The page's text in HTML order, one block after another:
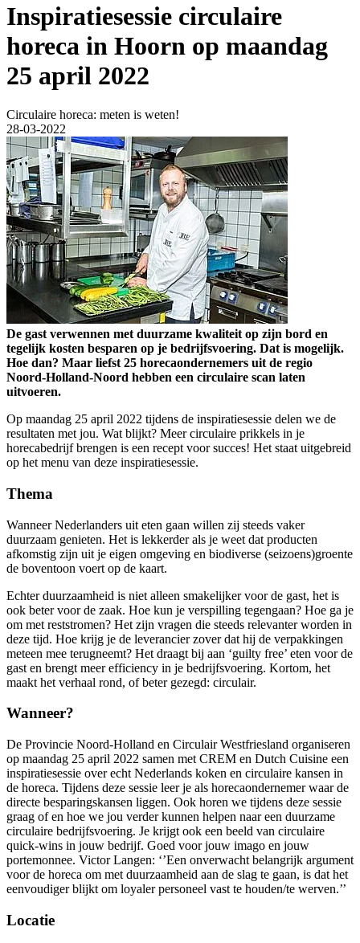
Inspiratiesessie circulaire
horeca in Hoorn op maandag
25 april 2022
Circulaire horeca: meten is weten!
28-03-2022
De gast verwennen met duurzame kwaliteit op zijn bord en
tegelijk kosten besparen op je bedrijfsvoering. Dat is mogelijk.
Hoe dan? Maar liefst 25 horecaondernemers uit de regio
Noord-Holland-Noord hebben een circulaire scan laten
uitvoeren.
Op maandag 25 april 2022 tijdens de inspiratiesessie delen we de
resultaten met jou. Wat blijkt? Meer circulaire prikkels in je
horecabedrijf brengen is een recept voor succes! Het staat uitgebreid
op het menu van deze inspiratiesessie.
Thema
Wanneer Nederlanders uit eten gaan willen zij steeds vaker
duurzaam genieten. Het is lekkerder als je weet dat producten
afkomstig zijn uit je eigen omgeving en biodiverse (seizoens)groente
de boventoon voert op de kaart.
Echter duurzaamheid is niet alleen smakelijker voor de gast, het is
ook beter voor de zaak. Hoe kun je verspilling tegengaan? Hoe ga je
om met reststromen? Het zijn vragen die steeds relevanter worden in
deze tijd. Hoe krijg je de leverancier zover dat hij de verpakkingen
meteen mee terugneemt? Het draagt bij aan ‘guilty free’ eten voor de
gast en brengt meer efficiency in je bedrijfsvoering. Kortom, het
maakt het verhaal rond, of beter gezegd: circulair.
Wanneer?
De Provincie Noord-Holland en Circulair Westfriesland organiseren
op maandag 25 april 2022 samen met CREM en Dutch Cuisine een
inspiratiesessie over echt Nederlands koken en circulaire kansen in
de horeca. Tijdens deze sessie leer je als horecaondernemer waar de
directe besparingskansen liggen. Ook horen we tijdens deze sessie
graag of en hoe we jou verder kunnen helpen naar een duurzame
circulaire bedrijfsvoering. Je krijgt ook een beeld van circulaire
quick-wins in jouw bedrijf. Goed voor jouw imago en jouw
portemonnee. Victor Langen: ‘’Een onverwacht belangrijk argument
voor de horeca om met duurzaamheid aan de slag te gaan, is dat het
eenvoudiger blijkt om loyaler personeel vast te houden/te werven.’’
Locatie